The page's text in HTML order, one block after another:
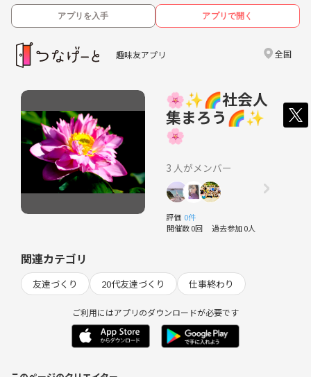
アプリを入手 アプリで開く
趣味友アプリ 全国
🌸✨🌈社会人
集まろう🌈✨
🌸
3 人がメンバー
評価 0件
開催数 0回 過去参加 0人
関連カテゴリ
友達づくり 20代友達づくり 仕事終わり
ご利用にはアプリのダウンロードが必要です